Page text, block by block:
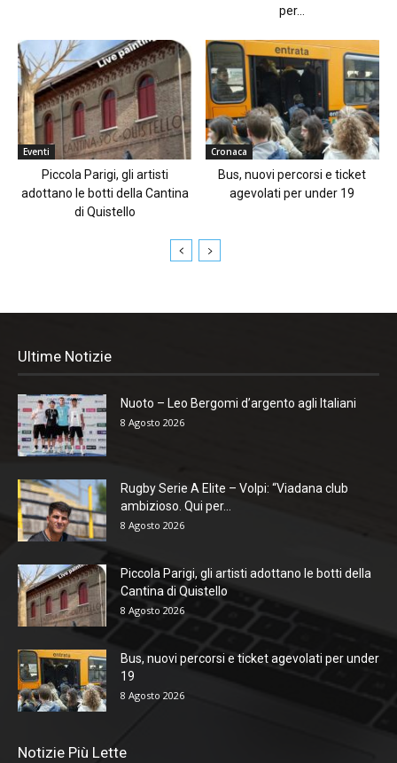
per...
Eventi
Piccola Parigi, gli artisti
adottano le botti della Cantina
di Quistello
Cronaca
Bus, nuovi percorsi e ticket
agevolati per under 19
Ultime Notizie
Nuoto – Leo Bergomi d’argento agli Italiani
8 Agosto 2026
Rugby Serie A Elite – Volpi: “Viadana club
ambizioso. Qui per...
8 Agosto 2026
Piccola Parigi, gli artisti adottano le botti della
Cantina di Quistello
8 Agosto 2026
Bus, nuovi percorsi e ticket agevolati per under
19
8 Agosto 2026
Notizie Più Lette